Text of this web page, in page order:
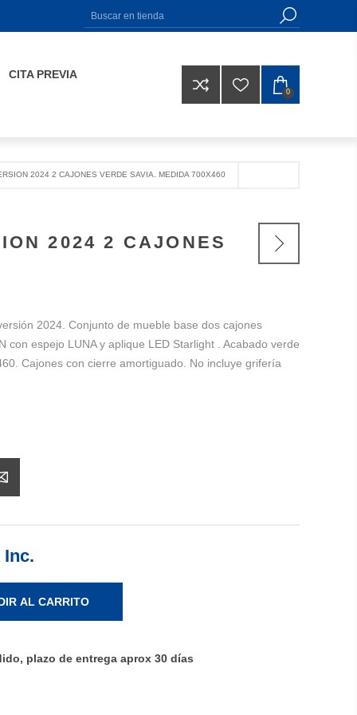
CITA PREVIA
0
2024 2 CAJONES VERDE SAVIA. MEDIDA 700X460
2024 2 CAJONES
2024. Conjunto de mueble base dos cajones
con espejo LUNA y aplique LED Starlight . Acabado verde
Cajones con cierre amortiguado. No incluye grifería
Inc.
AL CARRITO
plazo de entrega aprox 30 días